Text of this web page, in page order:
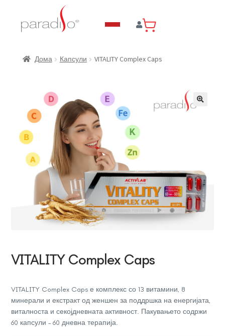
Дома Капсули VITALITY Complex Caps
VITALITY Complex Caps
VITALITY Complex Caps е комплекс со 13 витамини, 8
минерали и екстракт од женшен за поддршка на енергијата,
виталноста и секојдневната активност. Пакувањето содржи
60 капсули – 60 дневна терапија.